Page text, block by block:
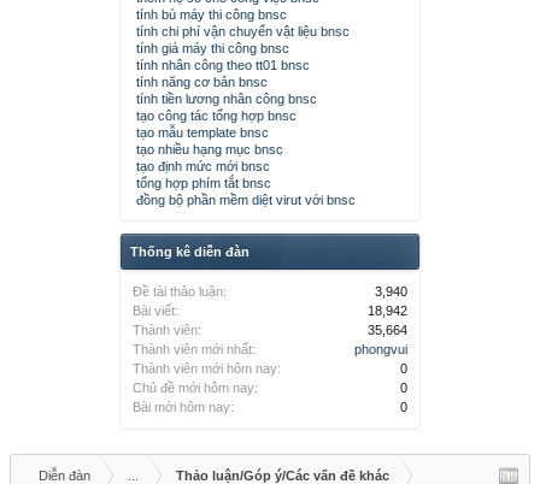
tính bù máy thi công bnsc
tính chi phí vận chuyển vật liệu bnsc
tính giá máy thi công bnsc
tính nhân công theo tt01 bnsc
tính năng cơ bản bnsc
tính tiền lương nhân công bnsc
tạo công tác tổng hợp bnsc
tạo mẫu template bnsc
tạo nhiều hạng mục bnsc
tạo định mức mới bnsc
tổng hợp phím tắt bnsc
đồng bộ phần mềm diệt virut với bnsc
Thống kê diễn đàn
Đề tài thảo luận:
3,940
Bài viết:
18,942
Thành viên:
35,664
Thành viên mới nhất:
phongvui
Thành viên mới hôm nay:
0
Chủ đề mới hôm nay:
0
Bài mới hôm nay:
0
Diễn đàn Thảo luận/Góp ý/Các vấn đề khác